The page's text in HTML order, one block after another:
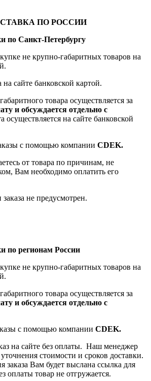
ПО РОССИИ
по Санкт-Петербургу
не крупно-габаритных товаров на
сайте банковской картой.
товара осуществляется за
и обсуждается отдельно с
осуществляется на сайте банковской
с помощью компании СDEK.
от товара по причинам, не
Вам необходимо оплатить его
не предусмотрен.
по регионам России
не крупно-габаритных товаров на
товара осуществляется за
и обсуждается отдельно с
с помощью компании СDEK.
на сайте без оплаты. Наш менеджер
стоимости и сроков доставки.
заказа Вам будет выслана ссылка для
оплаты товар не отгружается.